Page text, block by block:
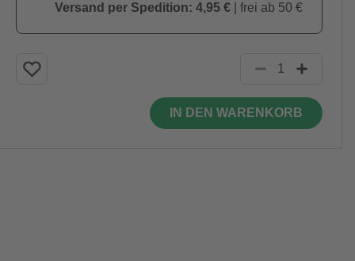
Versand per Spedition: 4,95 €| frei ab 50 €
IN DEN WARENKORB